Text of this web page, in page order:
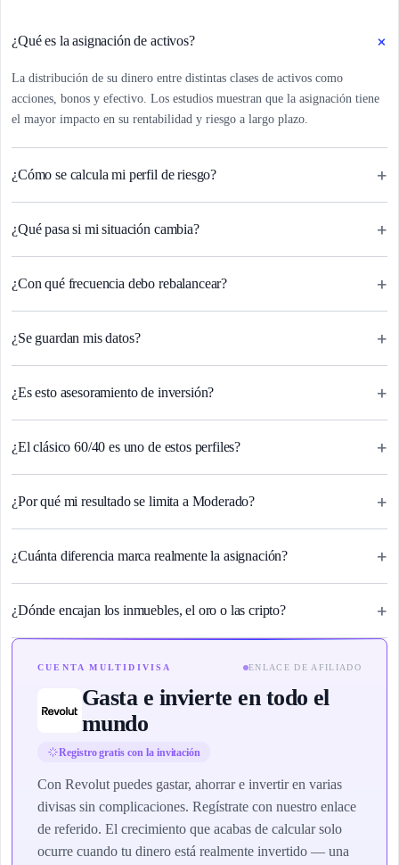
¿Qué es la asignación de activos? +
La distribución de su dinero entre distintas clases de activos como
acciones, bonos y efectivo. Los estudios muestran que la asignación tiene
el mayor impacto en su rentabilidad y riesgo a largo plazo.
¿Cómo se calcula mi perfil de riesgo? +
¿Qué pasa si mi situación cambia? +
¿Con qué frecuencia debo rebalancear? +
¿Se guardan mis datos? +
¿Es esto asesoramiento de inversión? +
¿El clásico 60/40 es uno de estos perfiles? +
¿Por qué mi resultado se limita a Moderado? +
¿Cuánta diferencia marca realmente la asignación? +
¿Dónde encajan los inmuebles, el oro o las cripto? +
CUENTA MULTIDIVISA ENLACE DE AFILIADO
Gasta e invierte en todo el
mundo
Registro gratis con la invitación
Con Revolut puedes gastar, ahorrar e invertir en varias
divisas sin complicaciones. Regístrate con nuestro enlace
de referido. El crecimiento que acabas de calcular solo
ocurre cuando tu dinero está realmente invertido — una